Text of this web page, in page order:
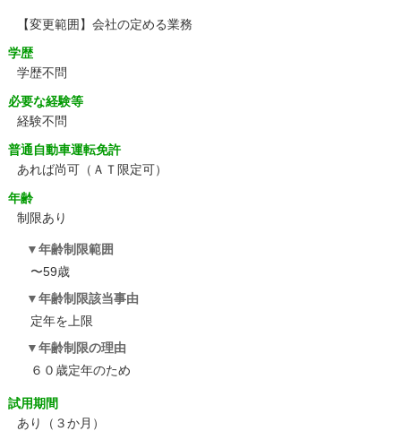
【変更範囲】会社の定める業務
学歴
学歴不問
必要な経験等
経験不問
普通自動車運転免許
あれば尚可（ＡＴ限定可）
年齢
制限あり
年齢制限範囲
〜59歳
年齢制限該当事由
定年を上限
年齢制限の理由
６０歳定年のため
試用期間
あり（３か月）